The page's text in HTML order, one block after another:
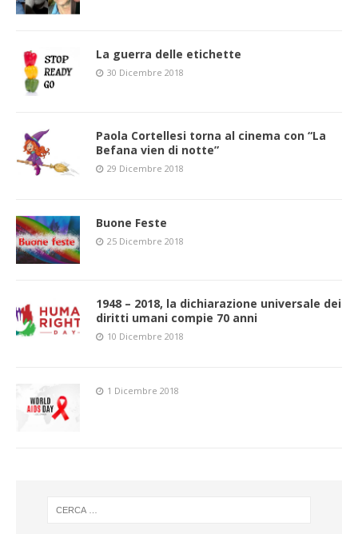
La guerra delle etichette
30 Dicembre 2018
Paola Cortellesi torna al cinema con “La
Befana vien di notte”
29 Dicembre 2018
Buone Feste
25 Dicembre 2018
1948 – 2018, la dichiarazione universale dei
diritti umani compie 70 anni
10 Dicembre 2018
1 Dicembre 2018